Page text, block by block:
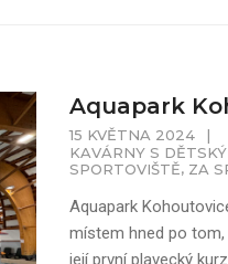
Aquapark
15 KVĚTNA 2024
|
KAVÁRNY S
SPORTOVIŠTĚ, ZA
Aquapark
místem hned po
její první plavecký